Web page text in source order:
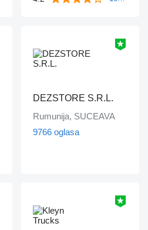
DEZSTORE S.R.L.
Rumunija, SUCEAVA
9766 oglasa